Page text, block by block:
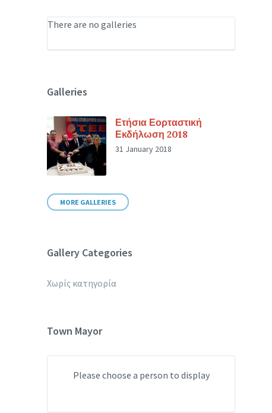
There are no galleries
Galleries
Ετήσια Εορταστική
Εκδήλωση 2018
31 January 2018
MORE GALLERIES
Gallery Categories
Χωρίς κατηγορία
Town Mayor
Please choose a person to display